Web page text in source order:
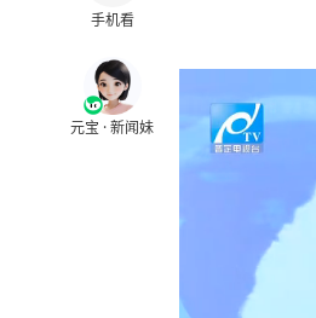
手机看
元宝 · 新闻妹